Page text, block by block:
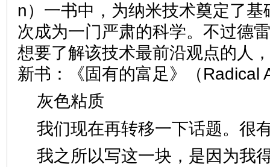
n）一书中，为纳米技术奠定了
次成为一门严肃的科学。不过德
想要了解该技术最前沿观点的人
新书：《固有的富足》（Radical
灰色粘质
我们现在再转移一下话题。很
我之所以写这一块，是因为我